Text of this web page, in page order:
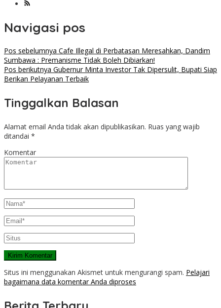
Navigasi pos
Pos sebelumnya Cafe Illegal di Perbatasan Meresahkan, Dandim
Sumbawa : Premanisme Tidak Boleh Dibiarkan!
Pos berikutnya Gubernur Minta Investor Tak Dipersulit, Bupati Siap
Berikan Pelayanan Terbaik
Tinggalkan Balasan
Alamat email Anda tidak akan dipublikasikan. Ruas yang wajib
ditandai *
Komentar
Situs ini menggunakan Akismet untuk mengurangi spam. Pelajari
bagaimana data komentar Anda diproses